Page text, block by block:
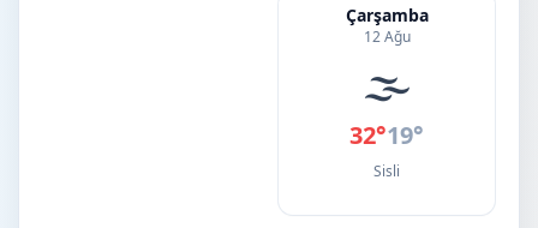
Çarşamba
12 Ağu
🌫️
32°19°
Sisli